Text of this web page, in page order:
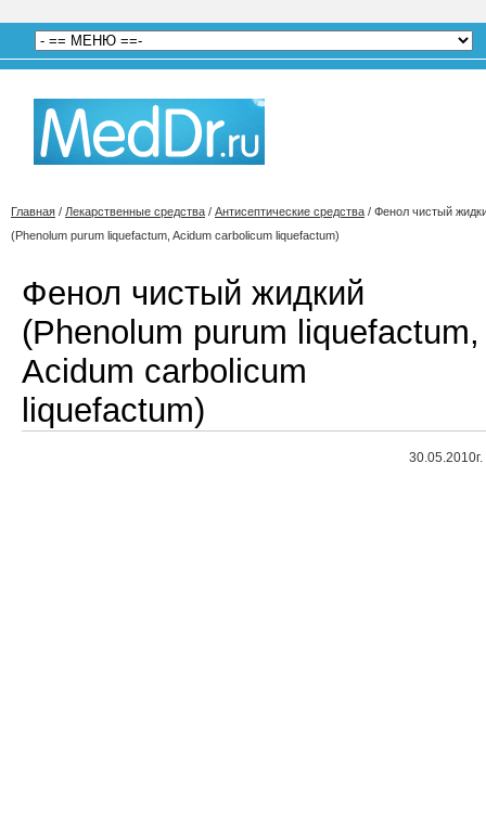
Главная / Лекарственные средства / Антисептические средства / Фенол чистый
(Phenolum purum liquefactum, Acidum carbolicum liquefactum)
Фенол чистый жидкий
(Phenolum purum liquefactum,
Acidum carbolicum
liquefactum)
30.05.2010г.